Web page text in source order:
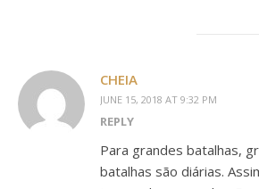
CHEIA
JUNE 15, 2018 AT 9:32 PM
REPLY
Para grandes batalhas,
batalhas são diárias.